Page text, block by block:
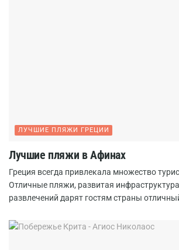
ЛУЧШИЕ ПЛЯЖИ ГРЕЦИИ
Лучшие пляжи в Афинах
Греция всегда привлекала множество
Отличные пляжи, развитая
развлечений дарят гостям страны